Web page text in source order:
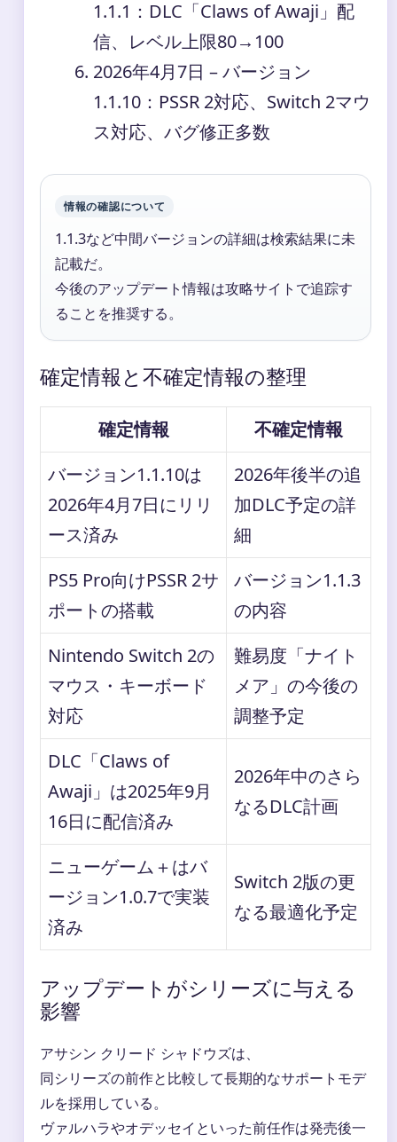
1.1.1：DLC「Claws of Awaji」配
信、レベル上限80→100
2026年4月7日 – バージョン
1.1.10：PSSR 2対応、Switch 2マウ
ス対応、バグ修正多数
情報の確認について
1.1.3など中間バージョンの詳細は検索結果に未
記載だ。
今後のアップデート情報は攻略サイトで追踪す
ることを推奨する。
確定情報と不確定情報の整理
確定情報
不確定情報
バージョン1.1.10は
2026年4月7日にリリ
ース済み
2026年後半の追
加DLC予定の詳
細
PS5 Pro向けPSSR 2サ
ポートの搭載
バージョン1.1.3
の内容
Nintendo Switch 2の
マウス・キーボード
対応
難易度「ナイト
メア」の今後の
調整予定
DLC「Claws of
Awaji」は2025年9月
16日に配信済み
2026年中のさら
なるDLC計画
ニューゲーム＋はバ
ージョン1.0.7で実装
済み
Switch 2版の更
なる最適化予定
アップデートがシリーズに与える
影響
アサシン クリード シャドウズは、
同シリーズの前作と比較して長期的なサポートモデ
ルを採用している。
ヴァルハラやオデッセイといった前任作は発売後一